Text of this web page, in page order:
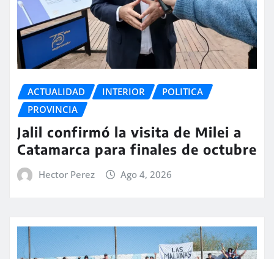
ACTUALIDAD INTERIOR
POLITICA
PROVINCIA
Jalil confirmó la visita de Milei a
Catamarca para finales de octubre
Hector Perez Ago 4, 2026